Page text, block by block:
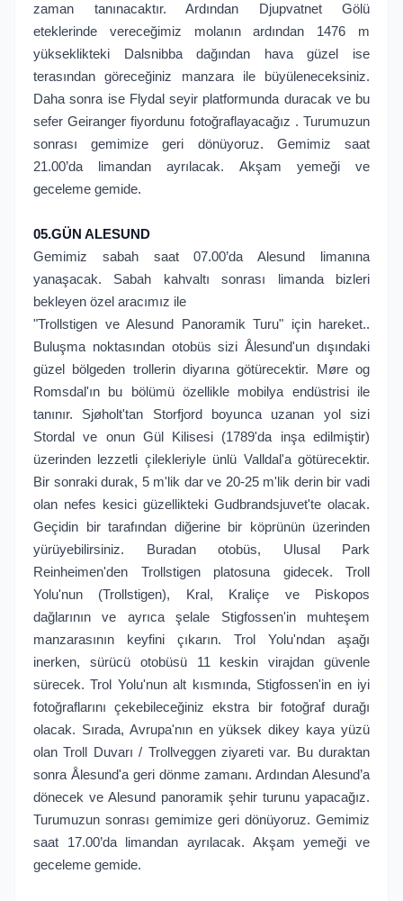
zaman tanınacaktır. Ardından Djupvatnet Gölü
eteklerinde vereceğimiz molanın ardından 1476 m
yükseklikteki Dalsnibba dağından hava güzel ise
terasından göreceğiniz manzara ile büyüleneceksiniz.
Daha sonra ise Flydal seyir platformunda duracak ve bu
sefer Geiranger fiyordunu fotoğraflayacağız . Turumuzun
sonrası gemimize geri dönüyoruz. Gemimiz saat
21.00’da limandan ayrılacak. Akşam yemeği ve
geceleme gemide.
05.GÜN ALESUND
Gemimiz sabah saat 07.00’da Alesund limanına
yanaşacak. Sabah kahvaltı sonrası limanda bizleri
bekleyen özel aracımız ile
"Trollstigen ve Alesund Panoramik Turu" için hareket..
Buluşma noktasından otobüs sizi Ålesund'un dışındaki
güzel bölgeden trollerin diyarına götürecektir. Møre og
Romsdal'ın bu bölümü özellikle mobilya endüstrisi ile
tanınır. Sjøholt'tan Storfjord boyunca uzanan yol sizi
Stordal ve onun Gül Kilisesi (1789'da inşa edilmiştir)
üzerinden lezzetli çilekleriyle ünlü Valldal'a götürecektir.
Bir sonraki durak, 5 m'lik dar ve 20-25 m'lik derin bir vadi
olan nefes kesici güzellikteki Gudbrandsjuvet'te olacak.
Geçidin bir tarafından diğerine bir köprünün üzerinden
yürüyebilirsiniz. Buradan otobüs, Ulusal Park
Reinheimen'den Trollstigen platosuna gidecek. Troll
Yolu'nun (Trollstigen), Kral, Kraliçe ve Piskopos
dağlarının ve ayrıca şelale Stigfossen'in muhteşem
manzarasının keyfini çıkarın. Trol Yolu'ndan aşağı
inerken, sürücü otobüsü 11 keskin virajdan güvenle
sürecek. Trol Yolu'nun alt kısmında, Stigfossen'in en iyi
fotoğraflarını çekebileceğiniz ekstra bir fotoğraf durağı
olacak. Sırada, Avrupa'nın en yüksek dikey kaya yüzü
olan Troll Duvarı / Trollveggen ziyareti var. Bu duraktan
sonra Ålesund'a geri dönme zamanı. Ardından Alesund’a
dönecek ve Alesund panoramik şehir turunu yapacağız.
Turumuzun sonrası gemimize geri dönüyoruz. Gemimiz
saat 17.00’da limandan ayrılacak. Akşam yemeği ve
geceleme gemide.